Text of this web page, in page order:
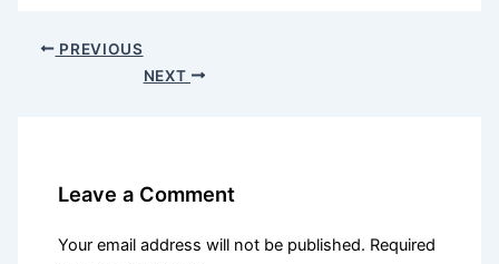
PREVIOUS
NEXT
Leave a Comment
Your email address will not be published. Required